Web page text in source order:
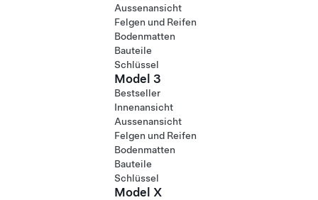
Aussenansicht
Felgen und Reifen
Bodenmatten
Bauteile
Schlüssel
Model 3
Bestseller
Innenansicht
Aussenansicht
Felgen und Reifen
Bodenmatten
Bauteile
Schlüssel
Model X